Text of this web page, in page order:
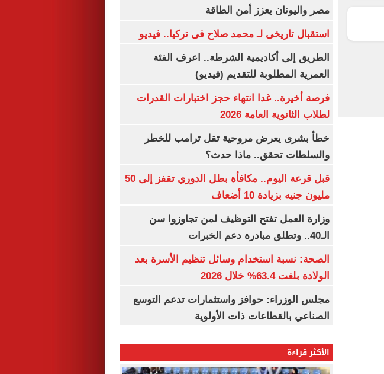
مصر واليونان يعزز أمن الطاقة
استقبال تاريخى لـ محمد صلاح فى تركيا.. فيديو
الطريق إلى أكاديمية الشرطة.. اعرف الفئة
العمرية المطلوبة للتقديم (فيديو)
فرصة أخيرة.. غدا انتهاء حجز اختبارات القدرات
لطلاب الثانوية العامة 2026
خطأ بشرى يعرض مروحية تقل ترامب للخطر
والسلطات تحقق.. ماذا حدث؟
قبل قرعة اليوم.. مكافأة بطل الدوري تقفز إلى 50
مليون جنيه بزيادة 10 أضعاف
وزارة العمل تفتح التوظيف لمن تجاوزوا سن
الـ40.. وتطلق مبادرة دعم الخبرات
الصحة: نسبة استخدام وسائل تنظيم الأسرة بعد
الولادة بلغت 63.4% خلال 2026
مجلس الوزراء: حوافز واستثمارات تدعم التوسع
الصناعي بالقطاعات ذات الأولوية
الأكثر قراءة